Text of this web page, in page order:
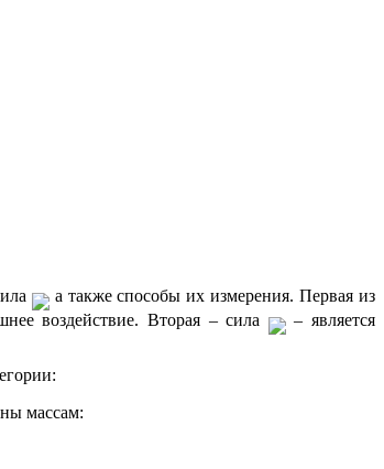
а также способы их измерения. Первая из
воздействие. Вторая – сила
– является
массам: